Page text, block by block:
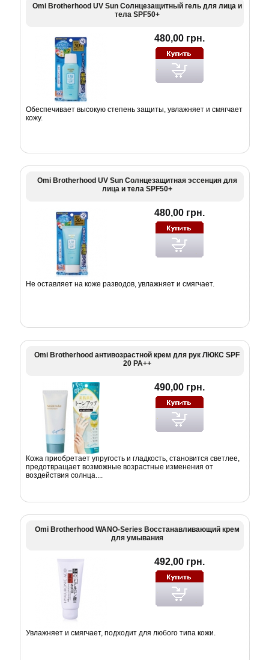
Omi Brotherhood UV Sun Солнцезащитный гель для лица и
тела SPF50+
480,00 грн.
Обеспечивает высокую степень защиты, увлажняет и смягчает
кожу.
Omi Brotherhood UV Sun Солнцезащитная эссенция для
лица и тела SPF50+
480,00 грн.
Не оставляет на коже разводов, увлажняет и смягчает.
Omi Brotherhood антивозрастной крем для рук ЛЮКС SPF
20 PA++
490,00 грн.
Кожа приобретает упругость и гладкость, становится светлее,
предотвращает возможные возрастные изменения от
воздействия солнца....
Omi Brotherhood WANO-Series Восстанавливающий крем
для умывания
492,00 грн.
Увлажняет и смягчает, подходит для любого типа кожи.